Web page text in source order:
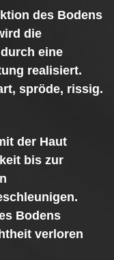
des Bodens
die
eine
realisiert.
spröde, rissig.
der Haut
bis zur
Bodens
verloren